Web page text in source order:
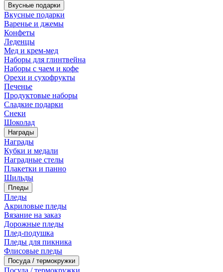
Вкусные подарки
Вкусные подарки
Варенье и джемы
Конфеты
Леденцы
Мед и крем-мед
Наборы для глинтвейна
Наборы с чаем и кофе
Орехи и сухофрукты
Печенье
Продуктовые наборы
Сладкие подарки
Снеки
Шоколад
Награды
Награды
Кубки и медали
Наградные стелы
Плакетки и панно
Шильды
Пледы
Пледы
Акриловые пледы
Вязание на заказ
Дорожные пледы
Плед-подушка
Пледы для пикника
Флисовые пледы
Посуда / термокружки
Посуда / термокружки